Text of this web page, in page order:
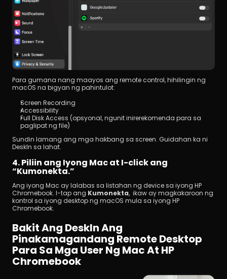
Para gumana nang maayos ang remote control, hihilingin ng
macOS na bigyan ng pahintulot:
Screen Recording
Accessibility
Full Disk Access (opsyonal, ngunit inirerekomenda para sa
paglipat ng file)
Sundin lamang ang mga hakbang sa screen. Guidahan ka ni
DeskIn sa lahat.
4. Piliin ang Iyong Mac at I-click ang
“Kumonekta.”
Ang iyong Mac ay lalabas sa listahan ng device sa iyong HP
Chromebook. I-tap ang Kumonekta,  ikaw ay magkakaroon ng
kontrol sa iyong desktop ng macOS mula sa iyong HP
Chromebook.
Bakit Ang DeskIn Ang
Pinakamagandang Remote Desktop
Para Sa Mga User Ng Mac At HP
Chromebook